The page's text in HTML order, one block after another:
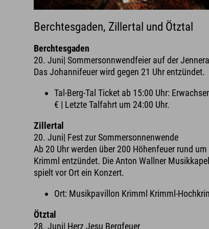
Berchtesgaden, Zillertal und Ötztal
Berchtesgaden
20. Juni| Sommersonnwendfeier auf der
Das Johannifeuer wird gegen 21 Uhr entzündet.
Tal-Berg-Tal Ticket ab 15:00 Uhr:
€ | Letzte Talfahrt um 24:00 Uhr.
Zillertal
20. Juni| Fest zur Sommersonnenwende
Ab 20 Uhr werden über 200 Höhenfeuer rund um
Krimml entzündet. Die Anton Wallner
spielt vor Ort ein Konzert.
Ort: Musikpavillon Krimml Krimml-
Ötztal
28. Juni| Herz Jesu Bergfeuer